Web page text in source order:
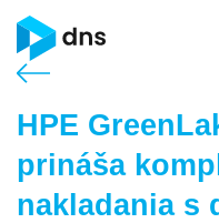
HPE
prináša
nakladania s